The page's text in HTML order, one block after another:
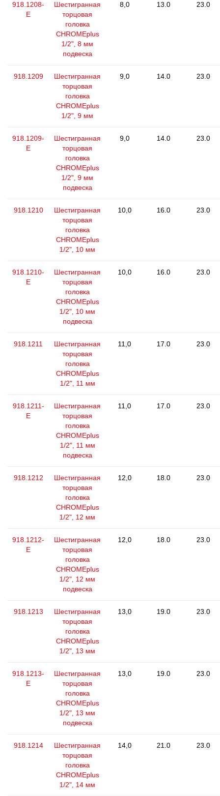
918.1208-
E
Шестигранная
торцовая
головка
CHROMEplus
1/2", 8 мм
подвеска
8,0 13.0 23.0
918.1209
Шестигранная
торцовая
головка
CHROMEplus
1/2", 9 мм
9,0 14.0 23.0
918.1209-
E
Шестигранная
торцовая
головка
CHROMEplus
1/2", 9 мм
подвеска
9,0 14.0 23.0
918.1210
Шестигранная
торцовая
головка
CHROMEplus
1/2", 10 мм
10,0 16.0 23.0
918.1210-
E
Шестигранная
торцовая
головка
CHROMEplus
1/2", 10 мм
подвеска
10,0 16.0 23.0
918.1211
Шестигранная
торцовая
головка
CHROMEplus
1/2", 11 мм
11,0 17.0 23.0
918.1211-
E
Шестигранная
торцовая
головка
CHROMEplus
1/2", 11 мм
подвеска
11,0 17.0 23.0
918.1212
Шестигранная
торцовая
головка
CHROMEplus
1/2", 12 мм
12,0 18.0 23.0
918.1212-
E
Шестигранная
торцовая
головка
CHROMEplus
1/2", 12 мм
подвеска
12,0 18.0 23.0
918.1213
Шестигранная
торцовая
головка
CHROMEplus
1/2", 13 мм
13,0 19.0 23.0
918.1213-
E
Шестигранная
торцовая
головка
CHROMEplus
1/2", 13 мм
подвеска
13,0 19.0 23.0
918.1214
Шестигранная
торцовая
головка
CHROMEplus
1/2", 14 мм
14,0 21.0 23.0